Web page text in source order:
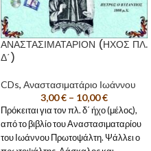
ΑΝΑΣΤΑΣΙΜΑΤΑΡΙΟΝ (ΗΧΟΣ ΠΛ.
Δ΄)
CDs, Αναστασιματάριο Ιωάννου
3,00€ – 10,00€
Πρόκειται για τον πλ. δ΄ ήχο (μέλος),
από το βιβλίο του Αναστασιματαρίου
του Ιωάννου Πρωτοψάλτη. Ψάλλει ο